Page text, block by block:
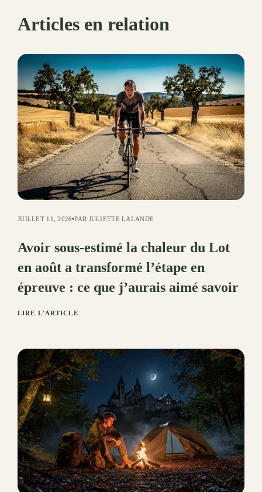
Articles en relation
JUILLET 11, 2026 PAR JULIETTE LALANDE
Avoir sous-estimé la chaleur du Lot
en août a transformé l’étape en
épreuve : ce que j’aurais aimé savoir
LIRE L'ARTICLE